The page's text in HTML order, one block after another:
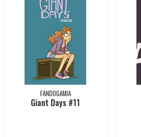
FANDOGAMIA
Giant Days #11